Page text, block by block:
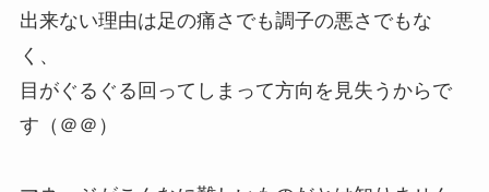
出来ない理由は足の痛さでも調子の悪さでもな
く、
目がぐるぐる回ってしまって方向を見失うからで
す（＠＠）